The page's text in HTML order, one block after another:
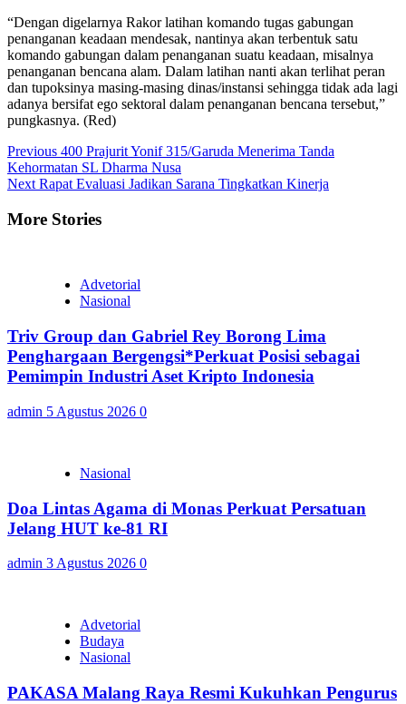
“Dengan digelarnya Rakor latihan komando tugas gabungan
penanganan keadaan mendesak, nantinya akan terbentuk satu
komando gabungan dalam penanganan suatu keadaan, misalnya
penanganan bencana alam. Dalam latihan nanti akan terlihat peran
dan tupoksinya masing-masing dinas/instansi sehingga tidak ada lagi
adanya bersifat ego sektoral dalam penanganan bencana tersebut,”
pungkasnya. (Red)
Continue
Reading
Previous 400 Prajurit Yonif 315/Garuda Menerima Tanda
Kehormatan SL Dharma Nusa
Next Rapat Evaluasi Jadikan Sarana Tingkatkan Kinerja
More Stories
Advetorial
Nasional
Triv Group dan Gabriel Rey Borong Lima
Penghargaan Bergengsi*Perkuat Posisi sebagai
Pemimpin Industri Aset Kripto Indonesia
admin 5 Agustus 2026 0
Nasional
Doa Lintas Agama di Monas Perkuat Persatuan
Jelang HUT ke-81 RI
admin 3 Agustus 2026 0
Advetorial
Budaya
Nasional
PAKASA Malang Raya Resmi Kukuhkan Pengurus